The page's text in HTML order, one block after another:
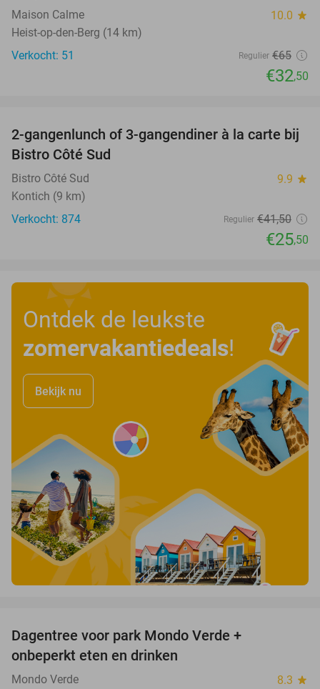
Maison Calme 10.0 star
Heist-op-den-Berg (14 km)
Verkocht: 51
Regulier €65
€32,50
39%
2-gangenlunch of 3-gangendiner à la carte bij
Bistro Côté Sud
Bistro Côté Sud 9.9 star
Kontich (9 km)
Verkocht: 874
Regulier €41,50
€25,50
Ontdek de leukste
zomervakantiedeals!
Bekijk nu
Dagentree voor park Mondo Verde +
onbeperkt eten en drinken
Mondo Verde 8.3 star